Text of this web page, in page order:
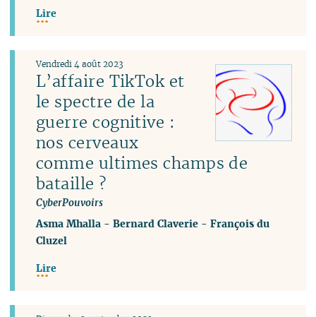
Lire
L’affaire TikTok et
le spectre de la
guerre cognitive :
nos cerveaux
comme ultimes champs de
bataille ?
CyberPouvoirs
Vendredi 4 août 2023
Asma Mhalla -Bernard Claverie -François du
Cluzel
Lire